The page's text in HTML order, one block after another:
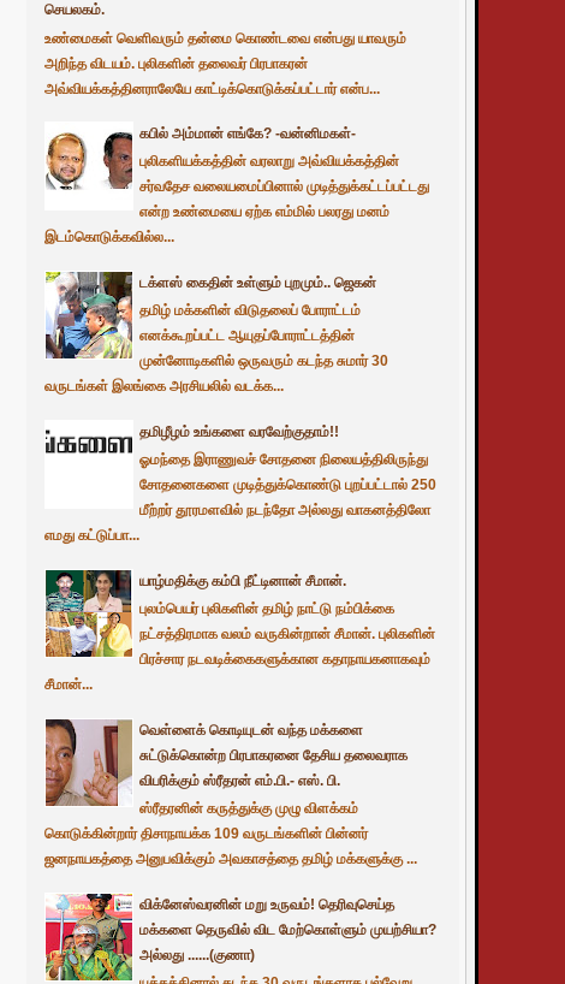
செயலகம்.
உண்மைகள் வெளிவரும் தன்மை கொண்டவை என்பது யாவரும்
அறிந்த விடயம். புலிகளின் தலைவர் பிரபாகரன்
அவ்வியக்கத்தினராலேயே காட்டிக்கொடுக்கப்பட்டார் என்ப...
கபில் அம்மான் எங்கே? -வன்னிமகள்-
புலிகளியக்கத்தின் வரலாறு அவ்வியக்கத்தின்
சர்வதேச வலையமைப்பினால் முடித்துக்கட்டப்பட்டது
என்ற உண்மையை ஏற்க எம்மில் பலரது மனம்
இடம்கொடுக்கவில்ல...
டக்ளஸ் கைதின் உள்ளும் புறமும்.. ஜெகன்
தமிழ் மக்களின் விடுதலைப் போராட்டம்
எனக்கூறப்பட்ட ஆயுதப்போராட்டத்தின்
முன்னோடிகளில் ஒருவரும் கடந்த சுமார் 30
வருடங்கள் இலங்கை அரசியலில் வடக்க...
தமிழீழம் உங்களை வரவேற்குதாம்!!
ஓமந்தை இராணுவச் சோதனை நிலையத்திலிருந்து
சோதனைகளை முடித்துக்கொண்டு புறப்பட்டால் 250
மீற்றர் தூரமளவில் நடந்தோ அல்லது வாகனத்திலோ
எமது கட்டுப்பா...
யாழ்மதிக்கு கம்பி நீட்டினான் சீமான்.
புலம்பெயர் புலிகளின் தமிழ் நாட்டு நம்பிக்கை
நட்சத்திரமாக வலம் வருகின்றான் சீமான். புலிகளின்
பிரச்சார நடவடிக்கைகளுக்கான கதாநாயகனாகவும்
சீமான்...
வெள்ளைக் கொடியுடன் வந்த மக்களை
சுட்டுக்கொன்ற பிரபாகரனை தேசிய தலைவராக
விபரிக்கும் ஸ்ரீதரன் எம்.பி.- எஸ். பி.
ஸ்ரீதரனின் கருத்துக்கு முழு விளக்கம்
கொடுக்கின்றார் திசாநாயக்க 109 வருடங்களின் பின்னர்
ஜனநாயகத்தை அனுபவிக்கும் அவகாசத்தை தமிழ் மக்களுக்கு ...
விக்னேஸ்வரனின் மறு உருவம்! தெரிவுசெய்த
மக்களை தெருவில் விட மேற்கொள்ளும் முயற்சியா?
அல்லது ......(குணா)